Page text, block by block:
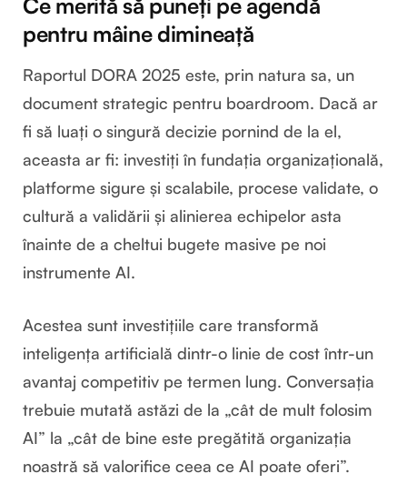
Ce merită să puneți pe agendă
pentru mâine dimineață
Raportul DORA 2025 este, prin natura sa, un
document strategic pentru boardroom. Dacă ar
fi să luați o singură decizie pornind de la el,
aceasta ar fi: investiți în fundația organizațională,
platforme sigure și scalabile, procese validate, o
cultură a validării și alinierea echipelor asta
înainte de a cheltui bugete masive pe noi
instrumente AI.
Acestea sunt investițiile care transformă
inteligența artificială dintr-o linie de cost într-un
avantaj competitiv pe termen lung. Conversația
trebuie mutată astăzi de la „cât de mult folosim
AI” la „cât de bine este pregătită organizația
noastră să valorifice ceea ce AI poate oferi”.